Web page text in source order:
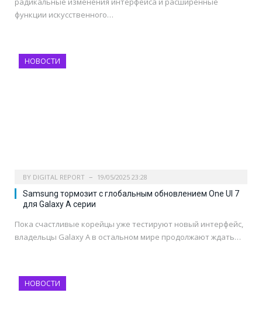
функции искусственного…
НОВОСТИ
BY DIGITAL REPORT 19/05/2025 23:28
Samsung тормозит с глобальным обновлением One UI 7
для Galaxy A серии
Пока счастливые корейцы уже тестируют новый интерфейс,
владельцы Galaxy A в остальном мире продолжают ждать…
НОВОСТИ